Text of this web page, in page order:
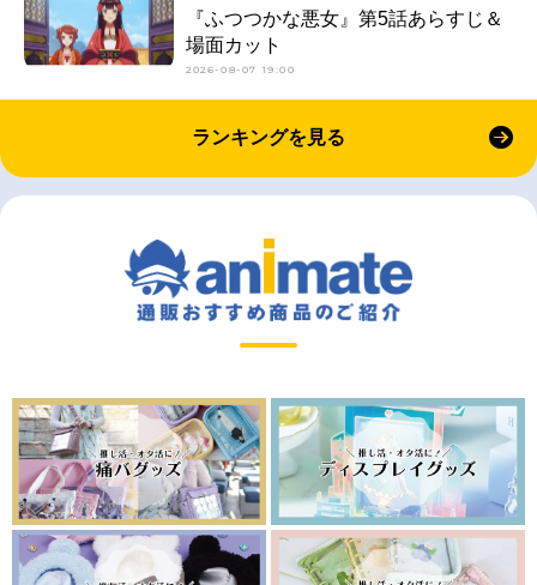
『ふつつかな悪女』第5話あらすじ＆
場面カット
2026-08-07 19:00
ランキングを見る